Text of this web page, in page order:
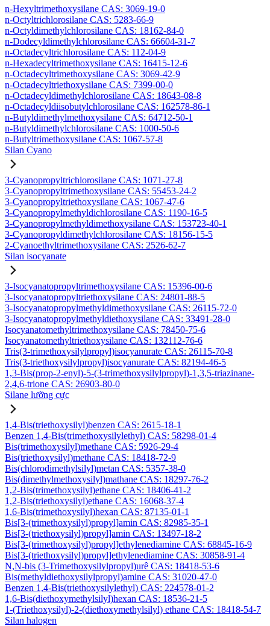
n-Hexyltrimethoxysilane CAS: 3069-19-0
n-Octyltrichlorosilane CAS: 5283-66-9
n-Octyldimethylchlorosilane CAS: 18162-84-0
n-Dodecyldimethylchlorosilane CAS: 66604-31-7
n-Octadecyltrichlorosilane CAS: 112-04-9
n-Hexadecyltrimethoxysilane CAS: 16415-12-6
n-Octadecyltrimethoxysilane CAS: 3069-42-9
n-Octadecyltriethoxysilane CAS: 7399-00-0
n-Octadecyldimethylchlorosilane CAS: 18643-08-8
n-Octadecyldiisobutylchlorosilane CAS: 162578-86-1
n-Butyldimethylmethoxysilane CAS: 64712-50-1
n-Butyldimethylchlorosilane CAS: 1000-50-6
n-Butyltrimethoxysilane CAS: 1067-57-8
Silan Cyano
3-Cyanopropyltrichlorosilane CAS: 1071-27-8
3-Cyanopropyltrimethoxysilane CAS: 55453-24-2
3-Cyanopropyltriethoxysilane CAS: 1067-47-6
3-Cyanopropylmethyldichlorosilane CAS: 1190-16-5
3-Cyanopropylmethyldimethoxysilane CAS: 153723-40-1
3-Cyanopropyldimethylchlorosilane CAS: 18156-15-5
2-Cyanoethyltrimethoxysilane CAS: 2526-62-7
Silan isocyanate
3-Isocyanatopropyltrimethoxysilane CAS: 15396-00-6
3-Isocyanatopropyltriethoxysilane CAS: 24801-88-5
3-Isocyanatopropylmethyldimethoxysilane CAS: 26115-72-0
3-Isocyanatopropylmethyldiethoxysilane CAS: 33491-28-0
Isocyanatomethyltrimethoxysilane CAS: 78450-75-6
Isocyanatomethyltriethoxysilane CAS: 132112-76-6
Tris(3-trimethoxysilylpropyl)isocyanurate CAS: 26115-70-8
Tris(3-triethoxysilylpropyl)isocyanurate CAS: 82194-46-5
1,3-Bis(prop-2-enyl)-5-(3-trimethoxysilylpropyl)-1,3,5-triazinane-
2,4,6-trione CAS: 26903-80-0
Silane lưỡng cực
1,4-Bis(triethoxysilyl)benzen CAS: 2615-18-1
Benzen 1,4-Bis(trimethoxysilylethyl) CAS: 58298-01-4
Bis(trimethoxysilyl)methane CAS: 5926-29-4
Bis(triethoxysilyl)methane CAS: 18418-72-9
Bis(chlorodimethylsilyl)metan CAS: 5357-38-0
Bis(dimethylmethoxysilyl)mathane CAS: 18297-76-2
1,2-Bis(trimethoxysilyl)ethane CAS: 18406-41-2
1,2-Bis(triethoxysilyl)ethane CAS: 16068-37-4
1,6-Bis(trimethoxysilyl)hexan CAS: 87135-01-1
Bis[3-(trimethoxysilyl)propyl]amin CAS: 82985-35-1
Bis[3-(triethoxysilyl)propyl]amin CAS: 13497-18-2
Bis[3-(trimethoxysilyl)propyl]ethylenediamine CAS: 68845-16-9
Bis[3-(triethoxysilyl)propyl]ethylenediamine CAS: 30858-91-4
N,N-bis (3-Trimethoxysilylpropyl)urê CAS: 18418-53-6
Bis(methyldiethoxysilylpropyl)amine CAS: 31020-47-0
Benzen 1,4-Bis(triethoxysilylethyl) CAS: 224578-01-2
1,6-Bis(diethoxymethylsilyl)hexan CAS: 18536-21-5
1-(Triethoxysilyl)-2-(diethoxymethylsilyl) ethane CAS: 18418-54-7
Silan halogen